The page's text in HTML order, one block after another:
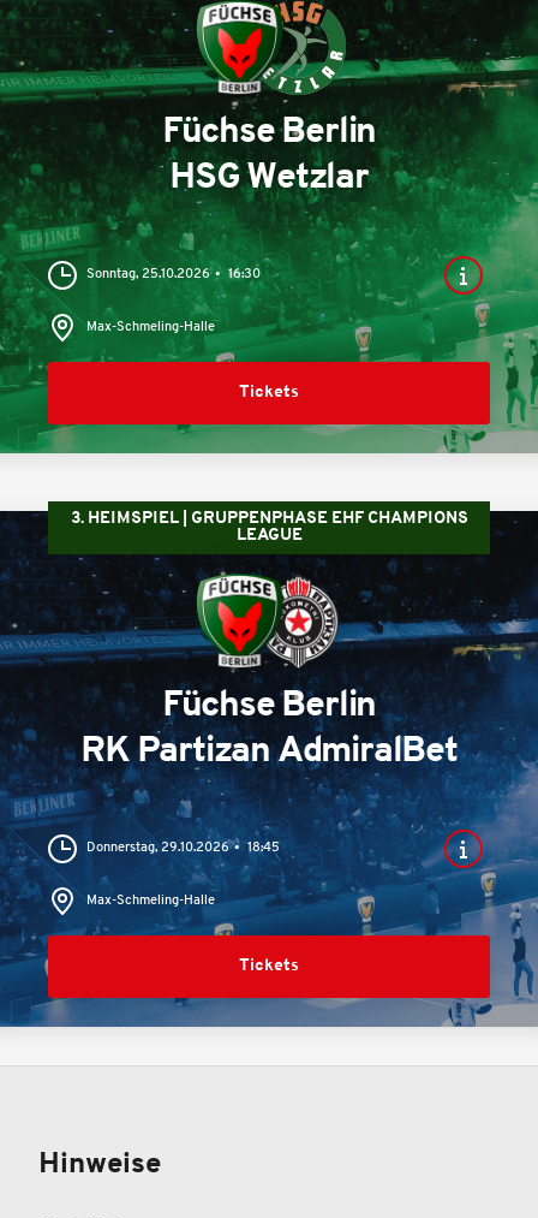
Füchse Berlin
HSG Wetzlar
Sonntag, 25.10.2026 16:30
Max-Schmeling-Halle
Tickets
3. HEIMSPIEL | GRUPPENPHASE EHF CHAMPIONS
LEAGUE
Füchse Berlin
RK Partizan AdmiralBet
Donnerstag, 29.10.2026 18:45
Max-Schmeling-Halle
Tickets
Hinweise